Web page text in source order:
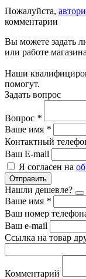
Пожалуйста,
комментарии
Вы можете задать
или работе
Наши
помогут.
Задать вопрос
Вопрос *
Ваше имя *
Контактный
Ваш E-mail
Я согласен на
Отправить
Нашли дешевле?
Ваше имя *
Ваш номер
Ваш e-mail
Ссылка на товар
Комментарий